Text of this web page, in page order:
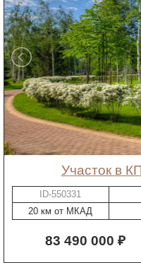
участок в
ID-550331
20 км от МКАД
83 490 000 ₽